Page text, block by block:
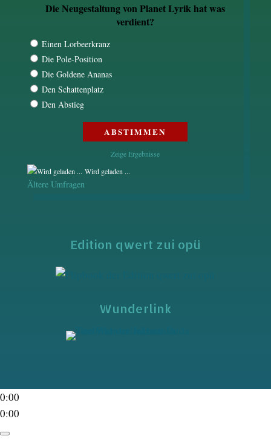
Die Neugestaltung von Planet Lyrik hat was
verdient?
Einen Lorbeerkranz
Die Pole-Position
Die Goldene Ananas
Den Schattenplatz
Den Abstieg
Zeige Ergebnisse
Wird geladen ...
Ältere Umfragen
Edition qwert zui opü
Wunderlink
0:00
0:00